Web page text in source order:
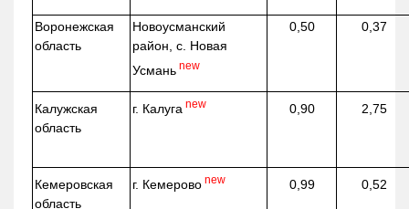
Воронежская
область
Новоусманский
район, с. Новая
Усмань new
0,50 0,37
Калужская
область
г. Калуга new 0,90 2,75
Кемеровская
область
г. Кемерово new 0,99 0,52